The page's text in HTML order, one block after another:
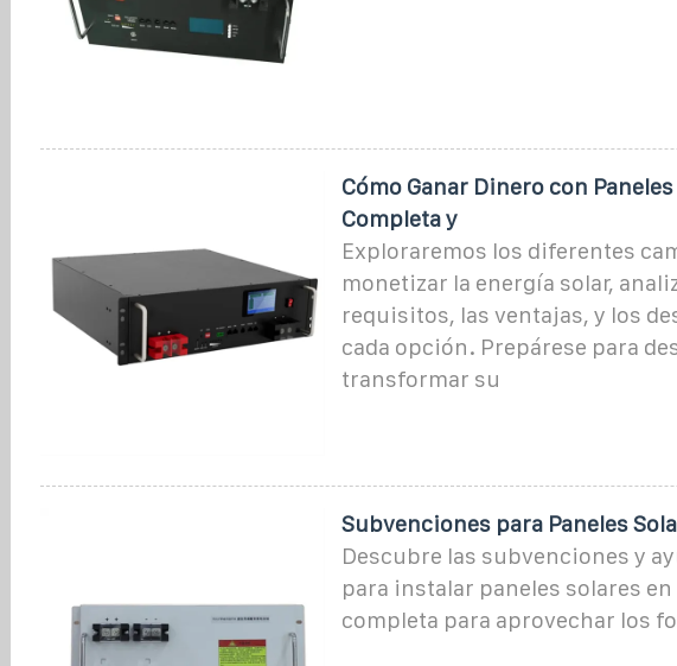
Cómo Ganar Dinero con
Completa y
Exploraremos los diferentes
monetizar la energía solar,
requisitos, las ventajas, y los
cada opción. Prepárese para
transformar su
Subvenciones para Paneles
Descubre las subvenciones y
para instalar paneles solares en
completa para aprovechar los